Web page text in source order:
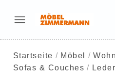
Startseite Möbel
Sofas & Couches